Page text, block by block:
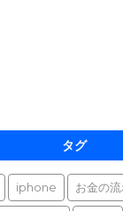
タグ
iphone お金の